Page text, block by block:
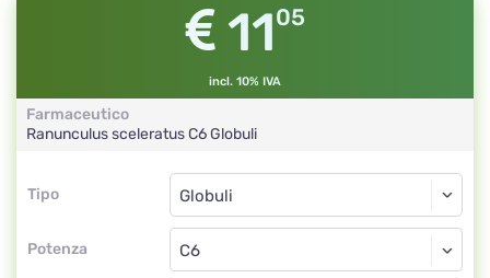
1105
incl. 10% IVA
Farmaceutico
Ranunculus sceleratusC6Globuli
Tipo
Tipo
Potenza
Globuli
C6